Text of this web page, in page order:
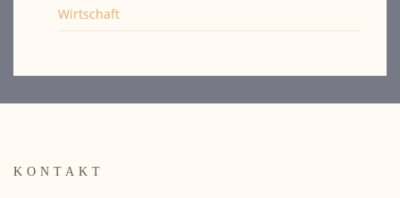
Wirtschaft
KONTAKT